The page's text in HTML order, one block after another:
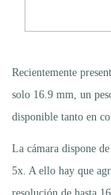
Recientemente
solo 16.9 mm, un
disponible tanto en
La cámara dispone
5x. A ello hay que